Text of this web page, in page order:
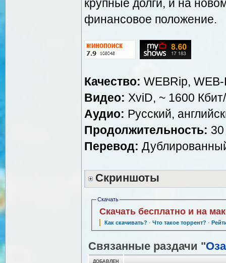
крупные долги, и на
финансовое положение.
Качество: WEBRip,
Видео: XviD, ~ 1600
Аудио: Русский,
Продолжительность:
Перевод:
Скриншоты
Скачать
Скачать бесплатно и на
Как скачивать? · Что такое торрент? ·
Связанные раздачи "
ДОБАВЛЕН